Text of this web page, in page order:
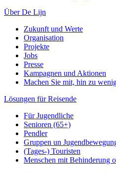
Über De Lijn
Zukunft und Werte
Organisation
Projekte
Jobs
Presse
Kampagnen und Aktionen
Machen Sie mit, hin zu
Lösungen für Reisende
Für Jugendliche
Senioren (65+)
Pendler
Gruppen un
(Tages-) Touristen
Menschen mit Behinderung